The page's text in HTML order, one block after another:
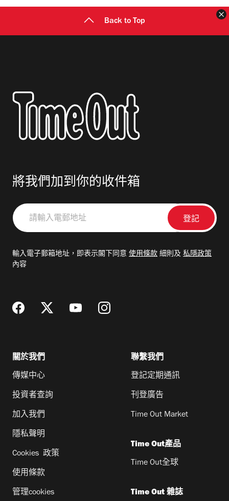
Back to Top
將我們加到你的收件箱
請
輸
郵
輸入電子郵箱地址，即表示閣下同意 使用條款 細則及 私隱政策
內容
關於我們
傳媒中心
投資者查詢
加入我們
隱私聲明
Cookies 政策
使用條款
管理cookies
聯繫我們
登記定期通訊
刊登廣告
Time Out Market
Time Out產品
Time Out全球
Time Out 雜誌